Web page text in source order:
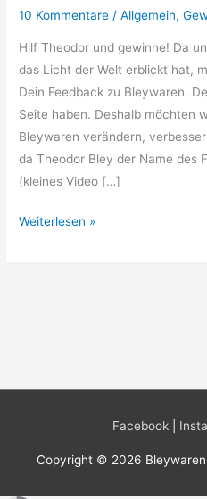
10 Kommentare /Allgemein,
Hilf Theodor und gewinne! Da
das Licht der Welt erblickt hat,
Dein Feedback zu Bleywaren.
Seite haben. Deshalb möchten
Bleywaren verändern,
da Theodor Bley der Name des
(kleines Video […]
Befragung
Weiterlesen »
Facebook|
Copyright © 2026 Bleywaren